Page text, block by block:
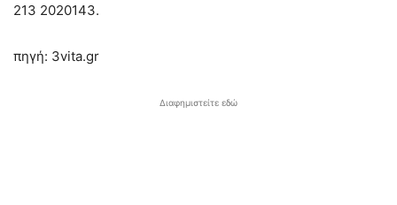
213 2020143.
πηγή: 3vita.gr
Διαφημιστείτε εδώ